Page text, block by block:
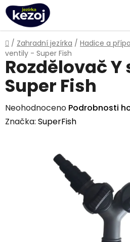
Přejít
na
obsah
Domů
/ Zahradní jezírka / Hadice a
ventily - Super Fish
Rozdělovač
Super Fish
Průměrné
hodnocení
Neohodnoceno Podrobnosti
Značka: SuperFish